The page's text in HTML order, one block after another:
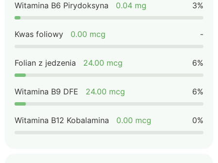
Witamina B6 Pirydoksyna 0.04 mg 3%
Kwas foliowy 0.00 mcg -
Folian z jedzenia 24.00 mcg 6%
Witamina B9 DFE 24.00 mcg 6%
Witamina B12 Kobalamina 0.00 mcg 0%